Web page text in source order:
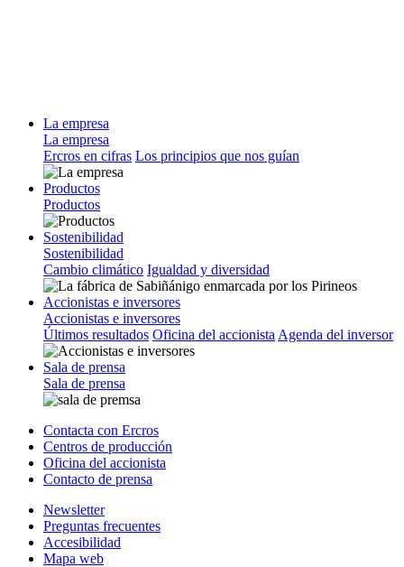
La empresa
La empresa
Ercros en cifras Los principios que nos guían
Productos
Productos
Sostenibilidad
Sostenibilidad
Cambio climático Igualdad y diversidad
Accionistas e inversores
Accionistas e inversores
Últimos resultados Oficina del accionista Agenda del inversor
Sala de prensa
Sala de prensa
Contacta con Ercros
Centros de producción
Oficina del accionista
Contacto de prensa
Newsletter
Preguntas frecuentes
Accesibilidad
Mapa web